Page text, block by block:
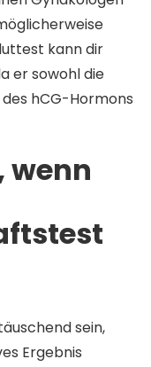
kann dir
er sowohl die
hCG-Hormons
wenn
sein,
Ergebnis